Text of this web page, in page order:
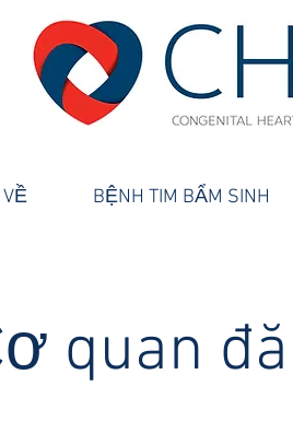
VỀ BỆNH TIM BẨM SINH
quan